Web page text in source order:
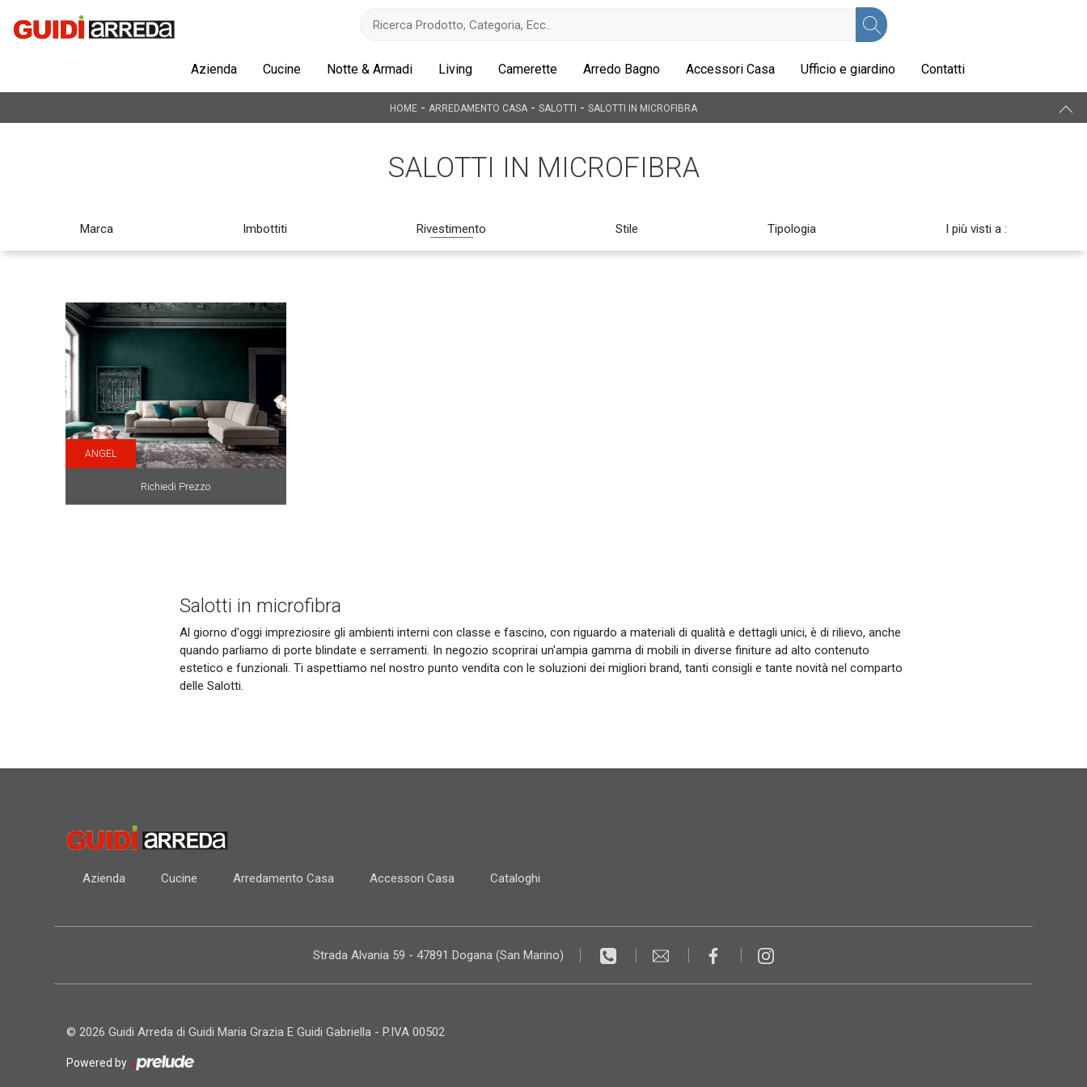
Azienda Cucine Notte & Armadi Living Camerette Arredo Bagno Accessori Casa Ufficio e giardino Contatti
HOME - ARREDAMENTO CASA - SALOTTI - SALOTTI IN MICROFIBRA
SALOTTI IN MICROFIBRA
Marca Imbottiti Rivestimento Stile Tipologia I più visti a :
ANGEL
Richiedi Prezzo
Salotti in microfibra
Al giorno d'oggi impreziosire gli ambienti interni con classe e fascino, con riguardo a materiali di qualità e dettagli unici, è di rilievo, anche
quando parliamo di porte blindate e serramenti. In negozio scoprirai un'ampia gamma di mobili in diverse finiture ad alto contenuto
estetico e funzionali. Ti aspettiamo nel nostro punto vendita con le soluzioni dei migliori brand, tanti consigli e tante novità nel comparto
delle Salotti.
Azienda Cucine Arredamento Casa Accessori Casa Cataloghi
Strada Alvania 59 - 47891 Dogana (San Marino)
© 2026 Guidi Arreda di Guidi Maria Grazia E Guidi Gabriella - P.IVA 00502
Powered by